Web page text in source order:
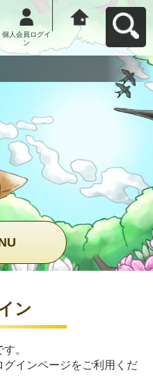
個人会員ログイ
ン
大府市民活動支
援サイト コラビ
アへ戻る
ン
。
インページをご利用くだ